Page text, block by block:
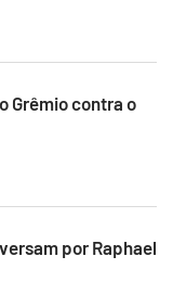
Grêmio contra o
por Raphael